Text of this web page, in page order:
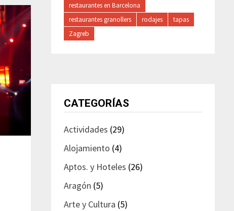
restaurantes en Barcelona
restaurantes granollers
rodajes
tapas
Zagreb
CATEGORÍAS
Actividades (29)
Alojamiento (4)
Aptos. y Hoteles (26)
Aragón (5)
Arte y Cultura (5)